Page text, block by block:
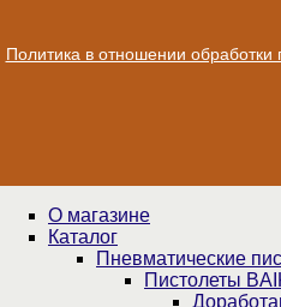
Политика в отношении
О магазине
Каталог
Пнев­ма­ти­чес­кие
Пистолеты